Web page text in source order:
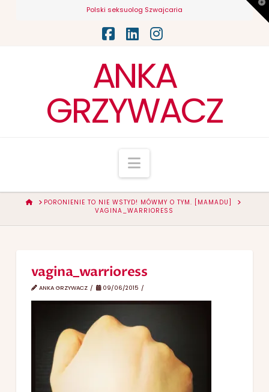
Polski seksuolog Szwajcaria
Facebook
LinkedInInstagram
ANKA
GRZYWACZ
Navigation
HOMEPORONIENIE TO NIE WSTYD! MÓWMY O TYM. [MAMADU]
VAGINA_WARRIORESS
vagina_warrioress
ANKA GRZYWACZ 09/06/2015